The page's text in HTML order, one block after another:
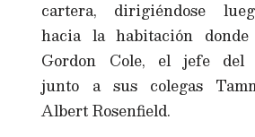
cartera, dirigiéndose
hacia la habitación
Gordon Cole, el jefe del
junto a sus colegas
Albert Rosenfield.